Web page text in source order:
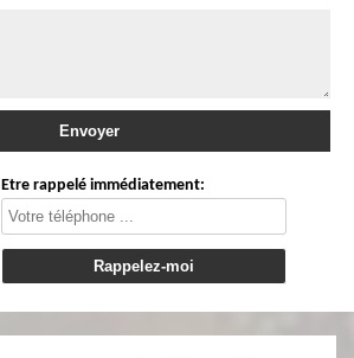
Etre rappelé immédiatement: